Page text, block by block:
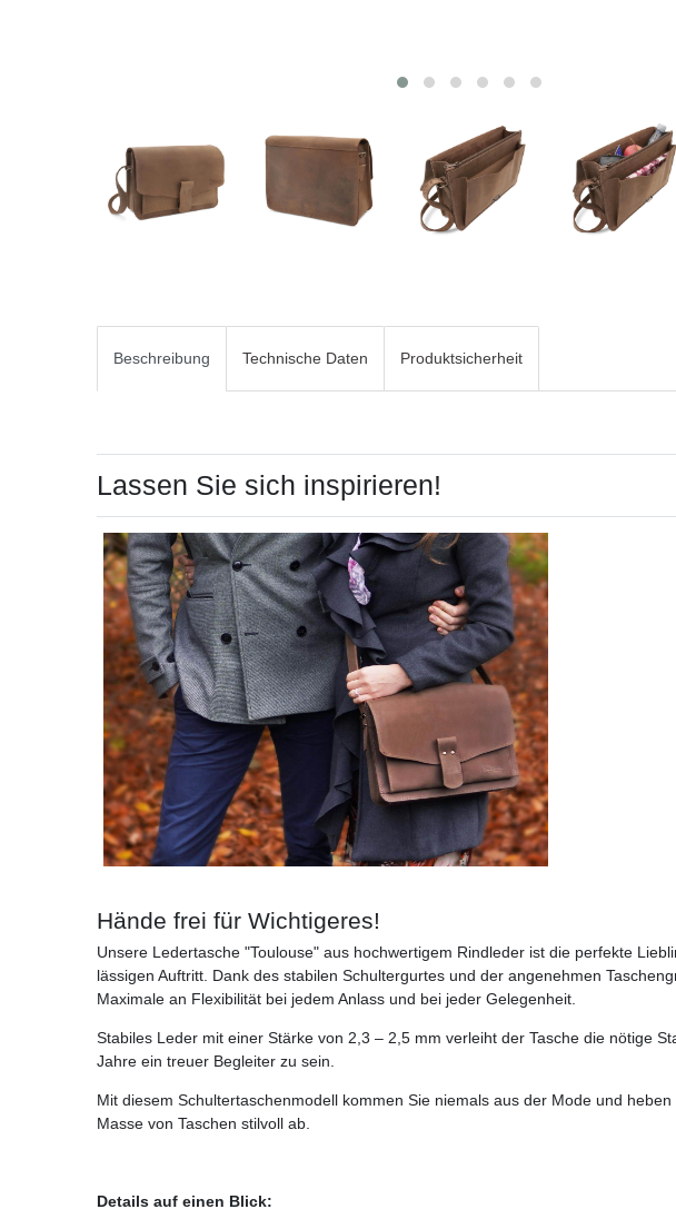
Beschreibung Technische Daten Produktsicherheit
Lassen Sie sich inspirieren!
Hände frei für Wichtigeres!
Unsere Ledertasche "Toulouse" aus hochwertigem Rindleder ist die perfekte
lässigen Auftritt. Dank des stabilen Schultergurtes und der angenehmen
Maximale an Flexibilität bei jedem Anlass und bei jeder Gelegenheit.
Stabiles Leder mit einer Stärke von 2,3 – 2,5 mm verleiht der Tasche die nötige
Jahre ein treuer Begleiter zu sein.
Mit diesem Schultertaschenmodell kommen Sie niemals aus der Mode und
Masse von Taschen stilvoll ab.
Details auf einen Blick: